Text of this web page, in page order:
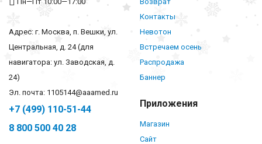
Адрес: г. Москва, п. Вешки, ул.
Центральная, д. 24 (для
навигатора: ул. Заводская, д.
24)
Эл. почта: 1105144@aaamed.ru
+7 (499) 110-51-44
8 800 500 40 28
Контакты
Невотон
Встречаем осень
Распродажа
Баннер
Приложения
Магазин
Сайт